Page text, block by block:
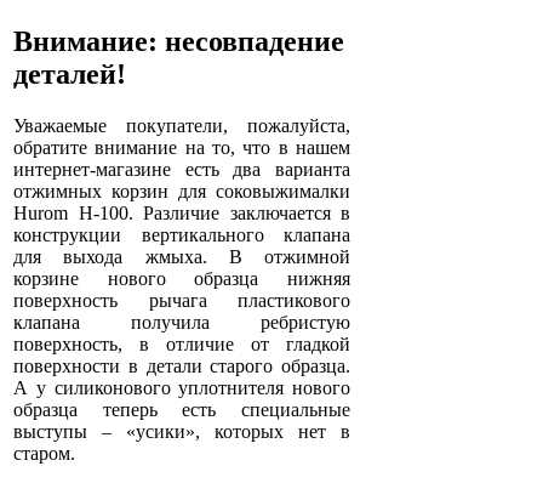
Внимание: несовпадение
деталей!
Уважаемые покупатели, пожалуйста,
обратите внимание на то, что в нашем
интернет-магазине есть два варианта
отжимных корзин для соковыжималки
Hurom H-100. Различие заключается в
конструкции вертикального клапана
для выхода жмыха. В отжимной
корзине нового образца нижняя
поверхность рычага пластикового
клапана получила ребристую
поверхность, в отличие от гладкой
поверхности в детали старого образца.
А у силиконового уплотнителя нового
образца теперь есть специальные
выступы – «усики», которых нет в
старом.